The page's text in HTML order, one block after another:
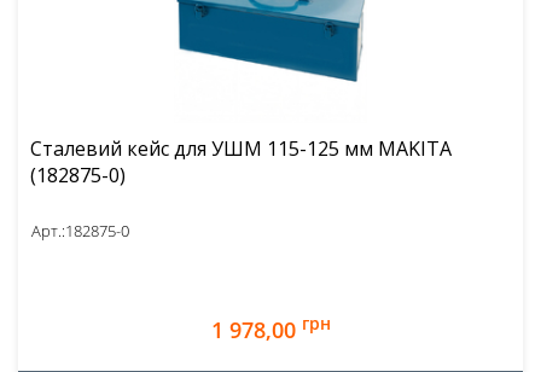
Сталевий кейс для УШМ 115-125 мм MAKITA
(182875-0)
Арт.:182875-0
1 978,00 грн